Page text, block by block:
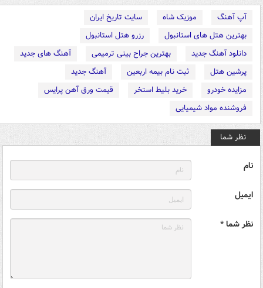
آپ آهنگ موزیک شاه
سایت تاریخ ایران
بهترین هتل های استانبول
رزرو هتل استانبول
دانلود آهنگ جدید
بهترین جراح بینی ترمیمی
آهنگ های جدید
پرشین هتل
ثبت نام بیمه اربعین
آهنگ جدید
مزایده خودرو
خرید بلیط استخر
قیمت ورق آهن پرایس
فروشنده مواد شیمیایی
نظر شما
نام
ایمیل
نظر شما *